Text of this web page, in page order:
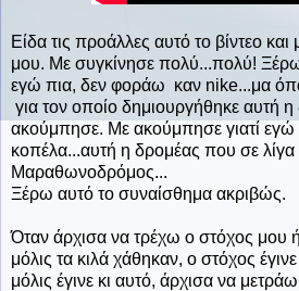
Είδα τις προάλλες αυτό το βίντεο
μου. Με συγκίνησε πολύ...πολύ! Ξέρω
εγώ πια, δεν φοράω καν nike...μα
για τον οποίο δημιουργήθηκε αυτή
ακούμπησε. Με ακούμπησε γιατί εγώ
κοπέλα...αυτή η δρομέας που σε λίγα
Μαραθωνοδρόμος...
Ξέρω αυτό το συναίσθημα ακριβώς.
Όταν άρχισα να τρέχω ο στόχος μου
μόλις τα κιλά χάθηκαν, ο στόχος
μόλις έγινε κι αυτό, άρχισα να